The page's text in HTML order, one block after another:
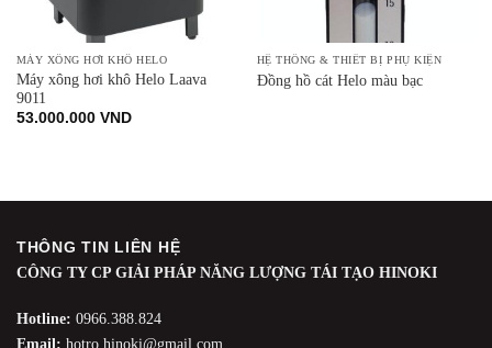
MÁY XÔNG HƠI KHÔ HELO
Máy xông hơi khô Helo Laava
9011
53.000.000 VND
HỆ THỐNG & THIẾT BỊ PHỤ KIỆN
Đồng hồ cát Helo màu bạc
THÔNG TIN LIÊN HỆ
CÔNG TY CP GIẢI PHÁP NĂNG LƯỢNG TÁI TẠO HINOKI
Hotline: 0966.388.824
Email: hotro.hinoki@gmail.com